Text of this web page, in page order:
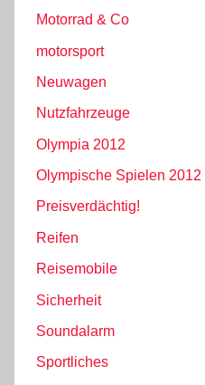
Motorrad & Co
motorsport
Neuwagen
Nutzfahrzeuge
Olympia 2012
Olympische Spielen 2012
Preisverdächtig!
Reifen
Reisemobile
Sicherheit
Soundalarm
Sportliches